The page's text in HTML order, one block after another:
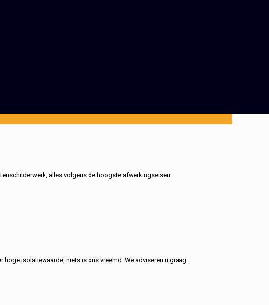
alles volgens de hoogste afwerkingseisen.
isolatiewaarde, niets is ons vreemd. We adviseren u graag.